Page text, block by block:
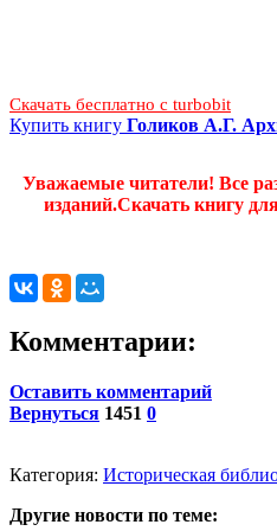
Скачать бесплатно c turbobit
Купить книгу Голиков А.Г.
Уважаемые читатели! Все
изданий.Скачать книгу
Комментарии:
Оставить комментарий
Вернуться 1451 0
Категория: Историческая
Другие новости по теме: